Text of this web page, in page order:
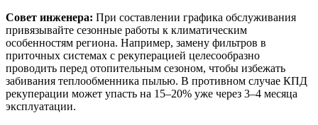
Совет инженера: При составлении графика обслуживания
привязывайте сезонные работы к климатическим
особенностям региона. Например, замену фильтров в
приточных системах с рекуперацией целесообразно
проводить перед отопительным сезоном, чтобы избежать
забивания теплообменника пылью. В противном случае КПД
рекуперации может упасть на 15–20% уже через 3–4 месяца
эксплуатации.